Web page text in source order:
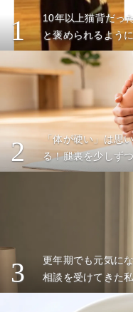
1
10年以上猫背だっ
と褒められるよう
2
「体が硬い」は思
る！腿裏を少しず
3
更年期でも元気に
相談を受けてきた